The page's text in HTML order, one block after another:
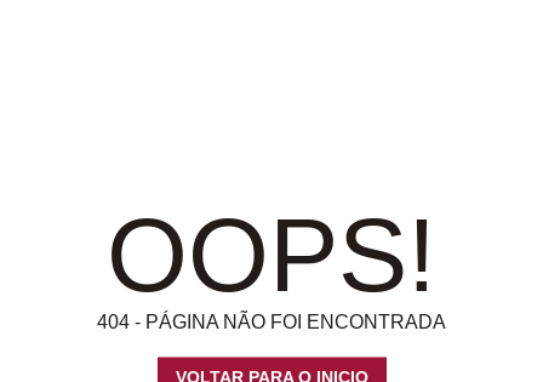
OOPS!
404 - PÁGINA NÃO FOI ENCONTRADA
VOLTAR PARA O INICIO